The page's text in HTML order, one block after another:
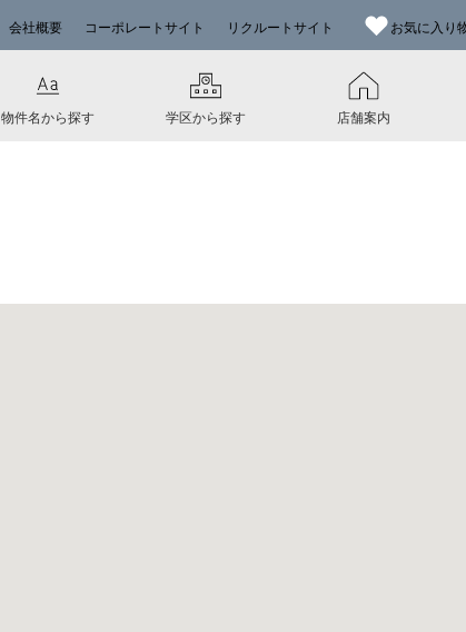
会社概要 コーポレートサイト リクルートサイト お気に入り
物件名から探す 学区から探す 店舗案内